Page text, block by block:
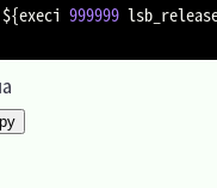
{execi 999999